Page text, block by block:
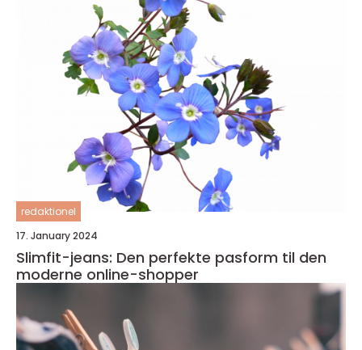
redaktionel
17. January 2024
Slimfit-jeans: Den perfekte pasform til den
moderne online-shopper